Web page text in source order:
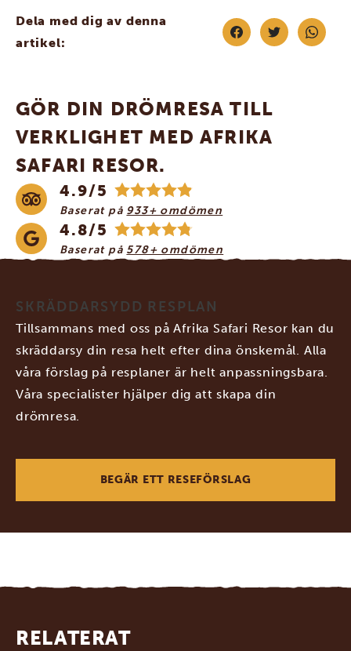
Dela med dig av denna
artikel:
GÖR DIN DRÖMRESA TILL
VERKLIGHET MED AFRIKA
SAFARI RESOR.
4.9/5
Baserat på 933+ omdömen
4.8/5
Baserat på 578+ omdömen
SKRÄDDARSYDD RESPLAN
Tillsammans med oss på Afrika Safari Resor kan du
skräddarsy din resa helt efter dina önskemål. Alla
våra förslag på resplaner är helt anpassningsbara.
Våra specialister hjälper dig att skapa din
drömresa.
BEGÄR ETT RESEFÖRSLAG
RELATERAT